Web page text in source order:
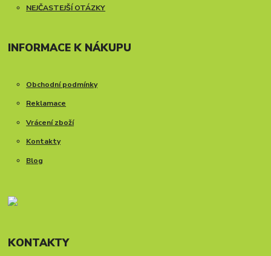
NEJČASTEJŠÍ OTÁZKY
INFORMACE K NÁKUPU
Obchodní podmínky
Reklamace
Vrácení zboží
Kontakty
Blog
KONTAKTY